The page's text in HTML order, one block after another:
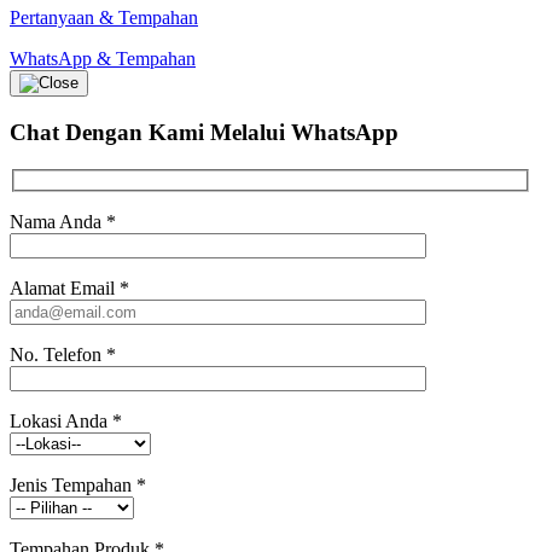
Pertanyaan & Tempahan
WhatsApp & Tempahan
Chat Dengan Kami Melalui WhatsApp
Nama Anda *
Alamat Email *
No. Telefon *
Lokasi Anda *
Jenis Tempahan *